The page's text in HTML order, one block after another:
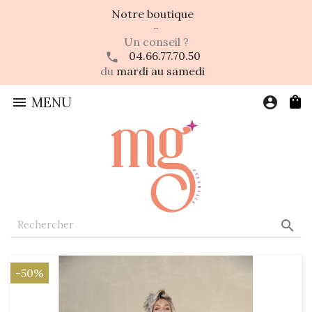
Notre boutique
-
Un conseil ?
04.66.77.70.50
du mardi au samedi
 MENU account_circle

-50%